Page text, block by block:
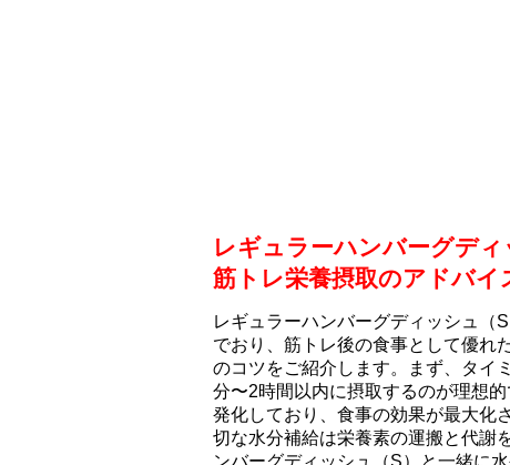
レギュラーハンバーグデ
筋トレ栄養摂取のアドバイ
レギュラーハンバーグディッシュ（
でおり、筋トレ後の食事として優れ
のコツをご紹介します。まず、タイ
分〜2時間以内に摂取するのが理想
発化しており、食事の効果が最大化
切な水分補給は栄養素の運搬と代謝
ンバーグディッシュ（S）と一緒に